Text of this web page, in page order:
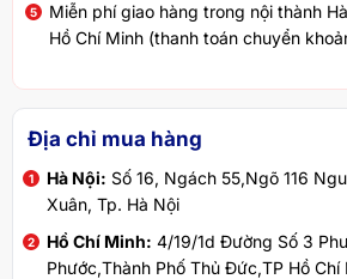
Miễn phí giao hàng trong nội thành
Hồ Chí Minh (thanh toán chuyển
Địa chỉ mua hàng
Hà Nội: Số 16, Ngách 55,Ngõ 116
Xuân, Tp. Hà Nội
Hồ Chí Minh: 4/19/1d Đường Số 3
Phước,Thành Phố Thủ Đức,TP Hồ Chí